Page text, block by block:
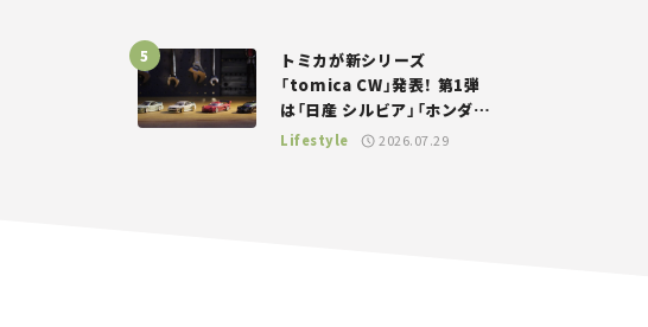
トミカが新シリーズ
「tomica CW」発表！ 第1弾
は「日産 シルビア」「ホンダ
NSX」が登場。世界が注目す
Lifestyle 2026.07.29